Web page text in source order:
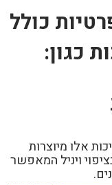
כולל
כגון:
אלו מיוצרות
ויניל המאפשר